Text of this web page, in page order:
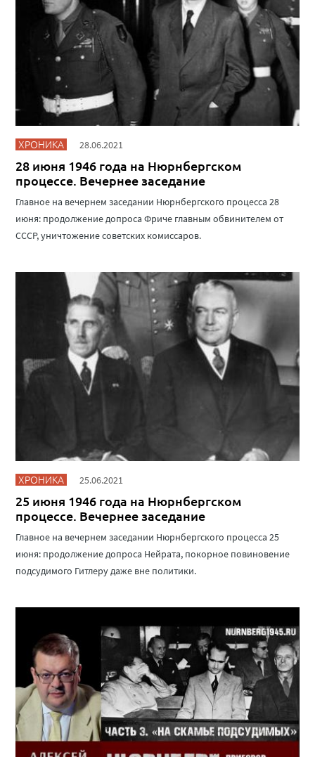
ХРОНИКА 28.06.2021
28 июня 1946 года на Нюрнбергском
процессе. Вечернее заседание
Главное на вечернем заседании Нюрнбергского процесса 28
июня: продолжение допроса Фриче главным обвинителем от
СССР, уничтожение советских комиссаров.
ХРОНИКА 25.06.2021
25 июня 1946 года на Нюрнбергском
процессе. Вечернее заседание
Главное на вечернем заседании Нюрнбергского процесса 25
июня: продолжение допроса Нейрата, покорное повиновение
подсудимого Гитлеру даже вне политики.